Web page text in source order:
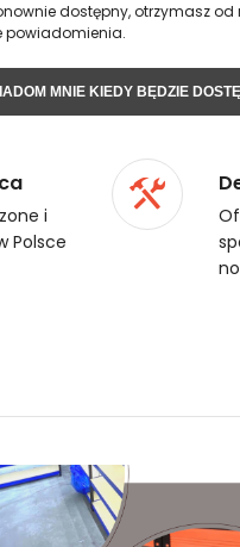
dostępny, otrzymasz
powiadomienia.
MNIE KIEDY BĘDZIE
i
Polsce